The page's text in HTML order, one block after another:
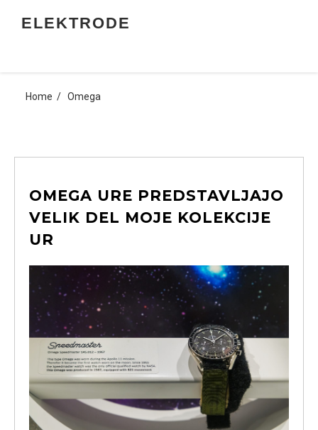
ELEKTRODE
Home Omega
OMEGA URE PREDSTAVLJAJO
VELIK DEL MOJE KOLEKCIJE
UR